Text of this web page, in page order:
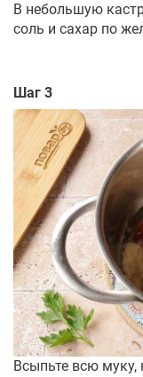
В небольшую
соль и сахар по
Шаг 3
Всыпьте всю муку,